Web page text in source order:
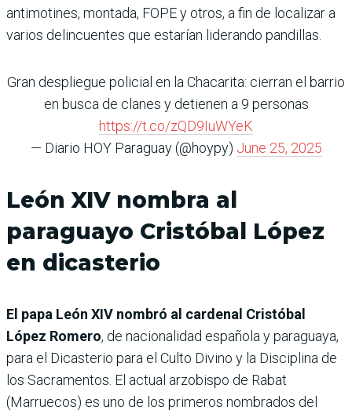
antimotines, montada, FOPE y otros, a fin de localizar a
varios delincuentes que estarían liderando pandillas.
Gran despliegue policial en la Chacarita: cierran el barrio
en busca de clanes y detienen a 9 personas
https://t.co/zQD9IuWYeK
— Diario HOY Paraguay (@hoypy) June 25, 2025
León XIV nombra al
paraguayo Cristóbal López
en dicasterio
El papa León XIV nombró al cardenal Cristóbal
López Romero, de nacionalidad española y paraguaya,
para el Dicasterio para el Culto Divino y la Disciplina de
los Sacramentos. El actual arzobispo de Rabat
(Marruecos) es uno de los primeros nombrados del